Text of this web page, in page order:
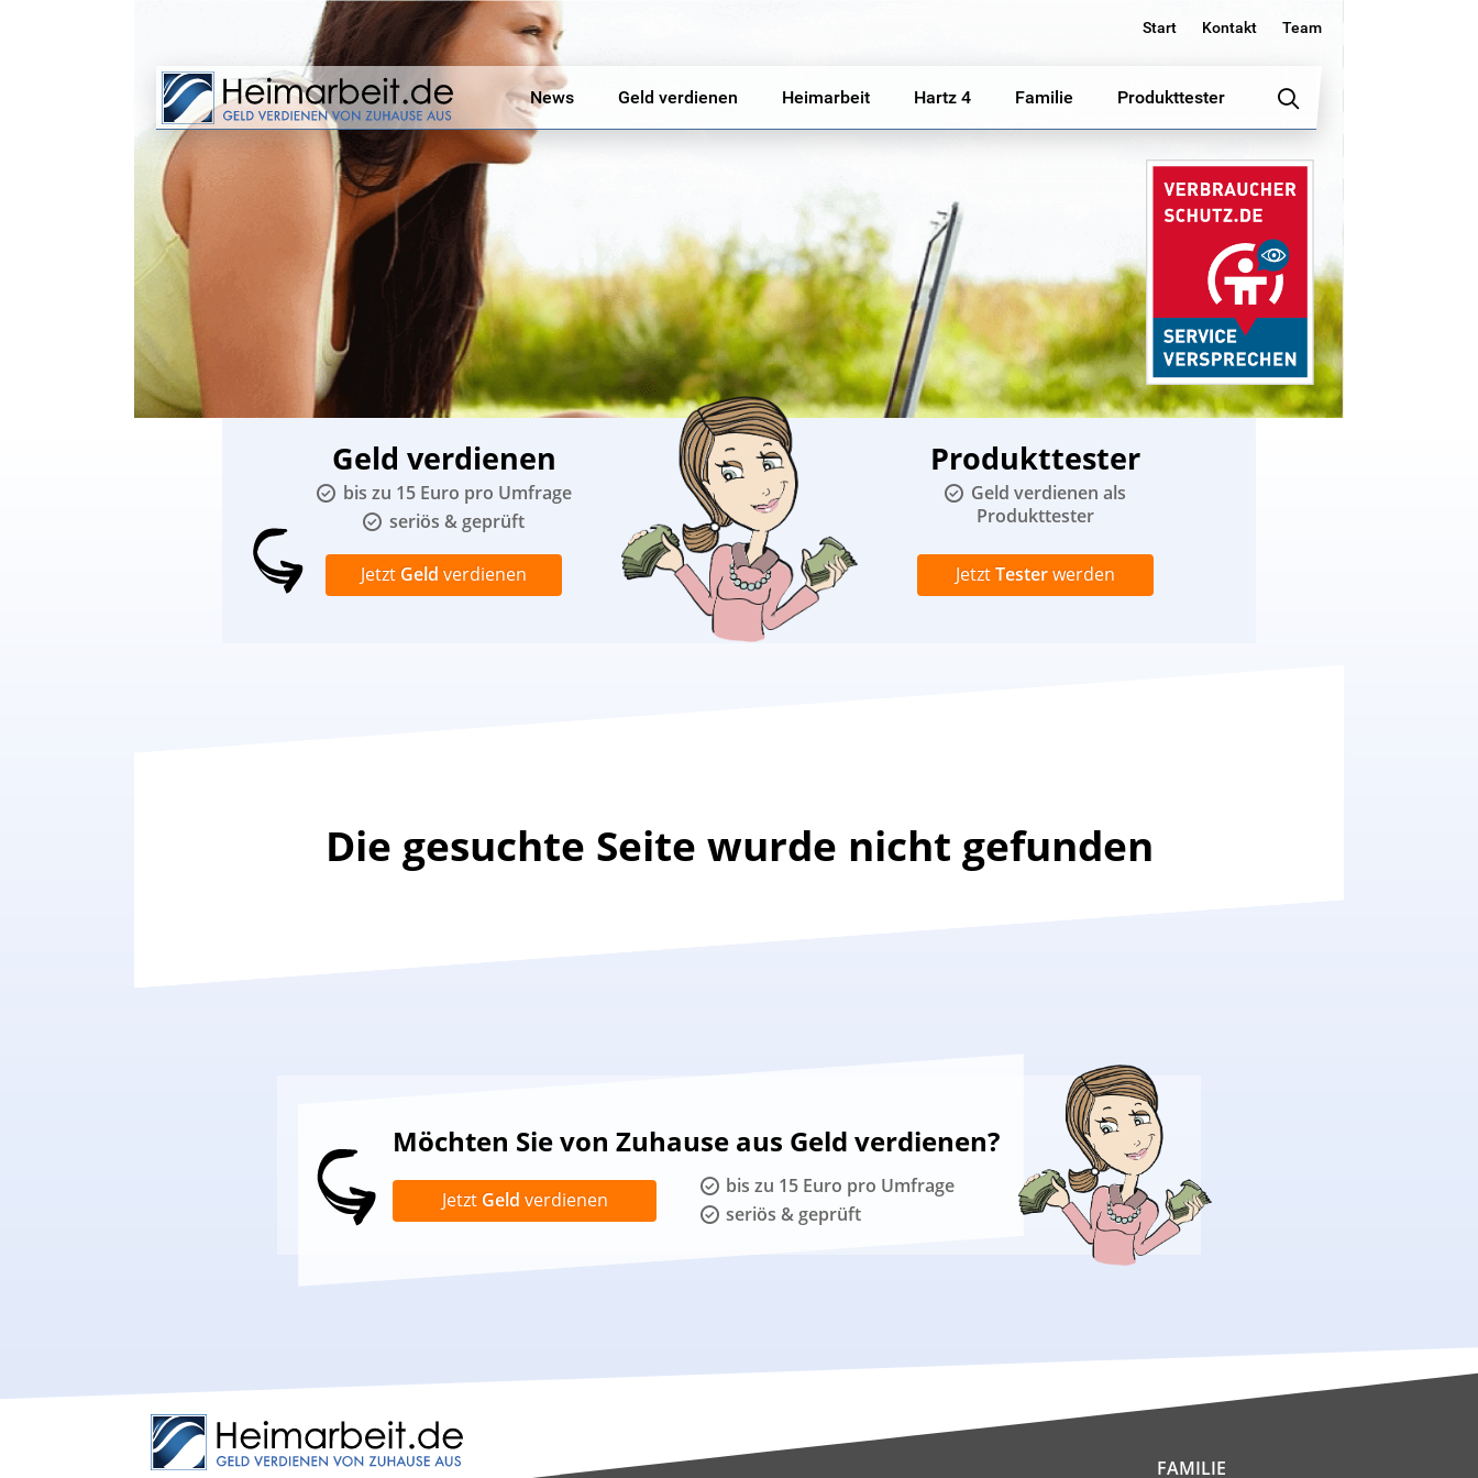
Start Kontakt Team
News Geld verdienen Heimarbeit Hartz 4 Familie Produkttester
Geld verdienen
bis zu 15 Euro pro Umfrage
seriös & geprüft
Jetzt Geld verdienen
Produkttester
Geld verdienen als
Produkttester
JetztTesterwerden
Die gesuchte Seite wurde nicht gefunden
Möchten Sie von Zuhause aus Geld verdienen?
bis zu 15 Euro pro Umfrage
seriös & geprüft
Jetzt Geld verdienen
FAMILIE